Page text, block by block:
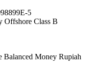
5
Offshore Class B
Balanced Money Rupiah